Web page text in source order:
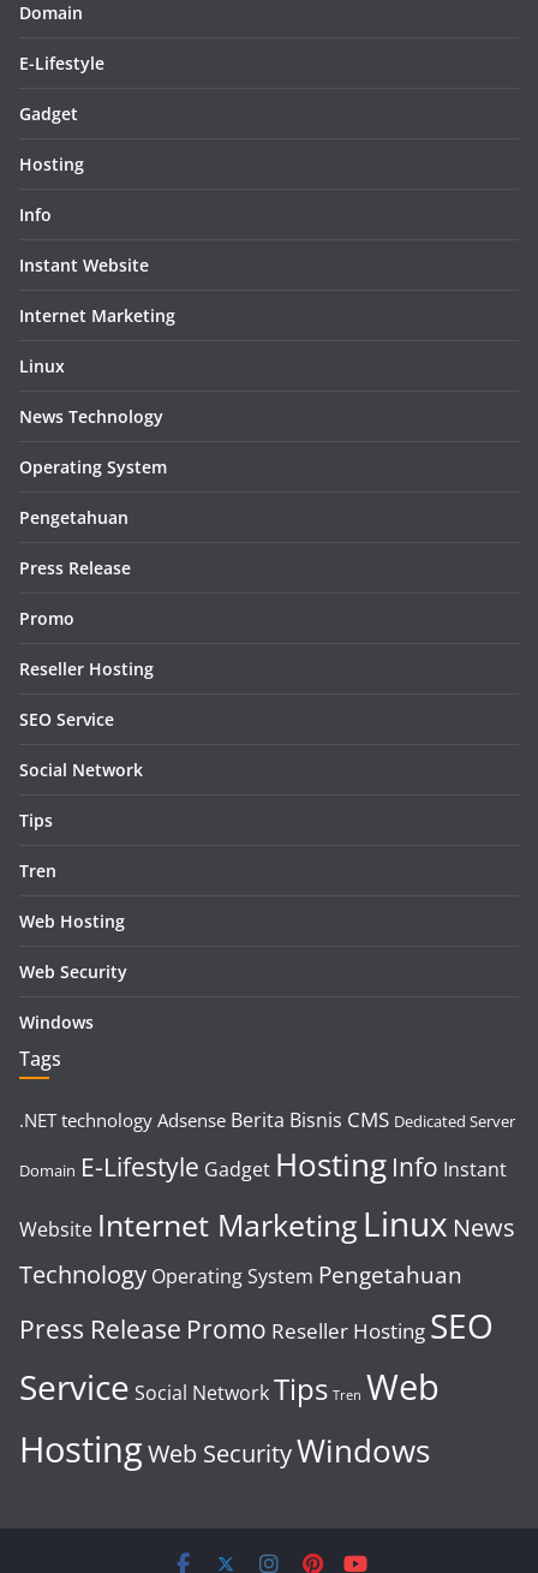
Domain
E-Lifestyle
Gadget
Hosting
Info
Instant Website
Internet Marketing
Linux
News Technology
Operating System
Pengetahuan
Press Release
Promo
Reseller Hosting
SEO Service
Social Network
Tips
Tren
Web Hosting
Web Security
Windows
Tags
.NET technology Adsense Berita Bisnis CMS Dedicated Server
Domain E-Lifestyle Gadget Hosting Info Instant
Website Internet Marketing Linux News
Technology Operating System Pengetahuan
Press Release Promo Reseller Hosting SEO
Service Social NetworkTips Tren Web
HostingWeb SecurityWindows